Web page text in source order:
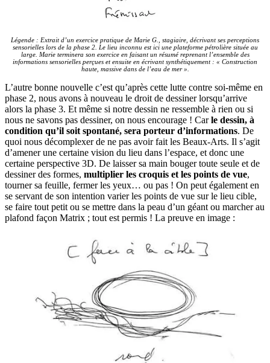
Légende : Extrait d’un exercice pratique de Marie G., stagiaire, décrivant ses perceptions
sensorielles lors de la phase 2. Le lieu inconnu est ici une plateforme pétrolière située au
large. Marie terminera son exercice en faisant un résumé reprenant l’ensemble des
informations sensorielles perçues et ensuite en écrivant synthétiquement : « Construction
haute, massive dans de l’eau de mer ».
L’autre bonne nouvelle c’est qu’après cette lutte contre soi-même en
phase 2, nous avons à nouveau le droit de dessiner lorsqu’arrive
alors la phase 3. Et même si notre dessin ne ressemble à rien ou si
nous ne savons pas dessiner, on nous encourage ! Carle dessin, à
condition qu’il soit spontané, sera porteur d’informations. De
quoi nous décomplexer de ne pas avoir fait les Beaux-Arts. Il s’agit
d’amener une certaine vision du lieu dans l’espace, et donc une
certaine perspective 3D. De laisser sa main bouger toute seule et de
dessiner des formes, multiplier les croquis et les points de vue,
tourner sa feuille, fermer les yeux… ou pas ! On peut également en
se servant de son intention varier les points de vue sur le lieu cible,
se faire tout petit ou se mettre dans la peau d’un géant ou marcher au
plafond façon Matrix ; tout est permis ! La preuve en image :